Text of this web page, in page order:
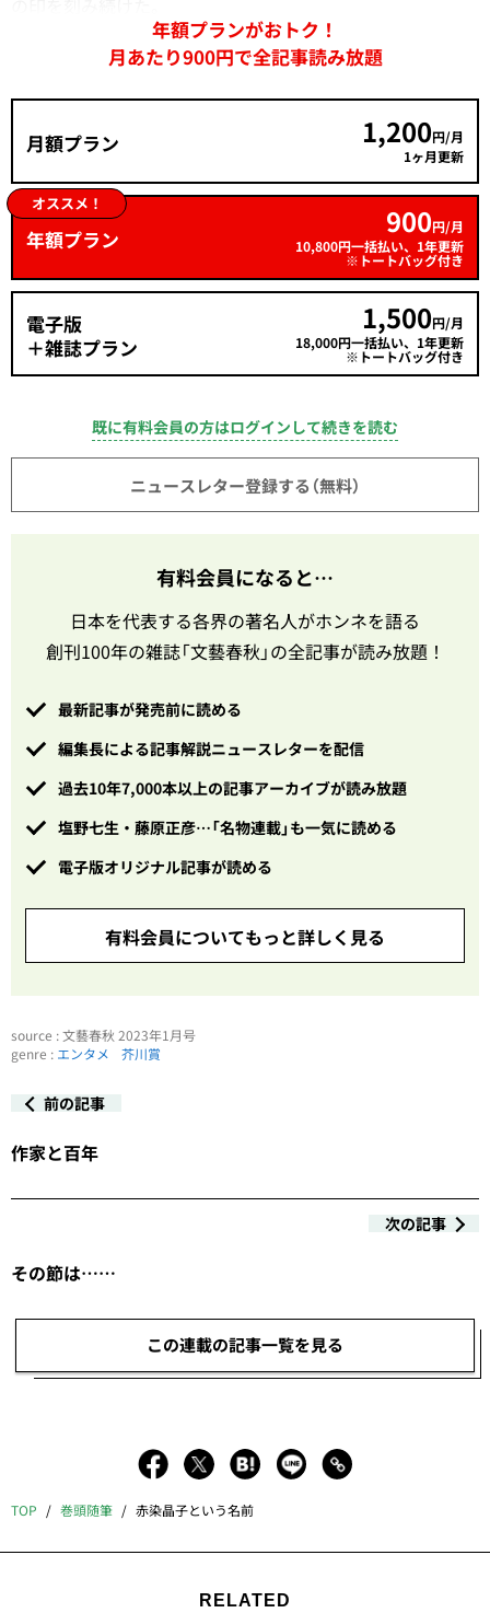
年額プランがおトク！
月あたり900円で全記事読み放題
月額プラン 1,200円/月
1ヶ月更新
オススメ！
年額プラン 900円/月
10,800円一括払い、1年更新
※トートバッグ付き
電子版
＋雑誌プラン
1,500円/月
18,000円一括払い、1年更新
※トートバッグ付き
既に有料会員の方はログインして続きを読む
ニュースレター登録する（無料）
有料会員になると…
日本を代表する各界の著名人がホンネを語る
創刊100年の雑誌「文藝春秋」の全記事が読み放題！
最新記事が発売前に読める
編集長による記事解説ニュースレターを配信
過去10年7,000本以上の記事アーカイブが読み放題
塩野七生・藤原正彦…「名物連載」も一気に読める
電子版オリジナル記事が読める
有料会員についてもっと詳しく見る
source : 文藝春秋 2023年1月号
genre : エンタメ 芥川賞
前の記事
作家と百年
次の記事
その節は……
この連載の記事一覧を見る
TOP 巻頭随筆 赤染晶子という名前
RELATED